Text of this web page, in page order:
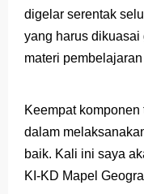
Pembahasan
Pembahasan
Bocoran 150 Bank Soal
Bencana Banjir
digelar serentak
yang harus
materi
Keempat
dalam
baik. Kali ini saya
KI-KD Mapel